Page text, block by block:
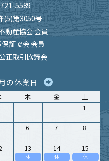
5589
(5)第3050号
動産協会 会員
証協会 会員
正取引協議会
月の休業日
木 金
土
1
6 7 8
13
休
14
休
15
休